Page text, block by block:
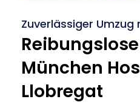
Zuverlässiger Umzug
München
Llobregat